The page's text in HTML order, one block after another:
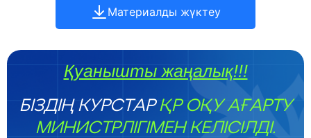
Материалды жүктеу
Қуанышты жаңалық!!!
БІЗДІҢ КУРСТАРҚР ОҚУ АҒАРТУ
МИНИСТРЛІГІМЕН КЕЛІСІЛДІ.